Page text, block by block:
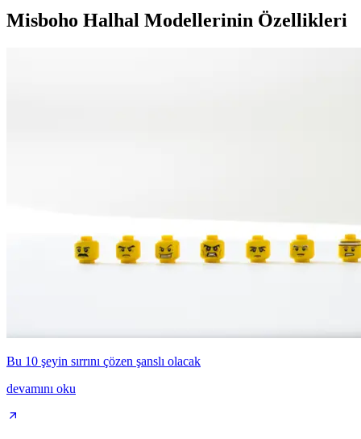
Misboho Halhal Modellerinin Özellikleri
Bu 10 şeyin sırrını çözen şanslı olacak
devamını oku